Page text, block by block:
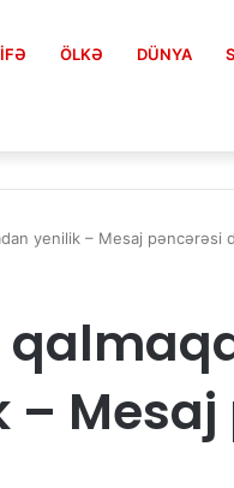
ÖLKƏ DÜNYA
yenilik – Mesaj pəncərəsi
Mesaj